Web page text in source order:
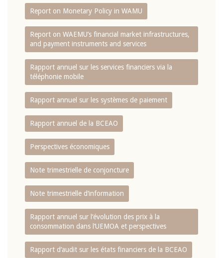
Report on Monetary Policy in WAMU
Report on WAEMU’s financial market infrastructures,
and payment instruments and services
Rapport annuel sur les services financiers via la
téléphonie mobile
Rapport annuel sur les systèmes de paiement
Rapport annuel de la BCEAO
Perspectives économiques
Note trimestrielle de conjoncture
Note trimestrielle d‘information
Rapport annuel sur l‘évolution des prix à la
consommation dans l‘UEMOA et perspectives
Rapport d‘audit sur les états financiers de la BCEAO